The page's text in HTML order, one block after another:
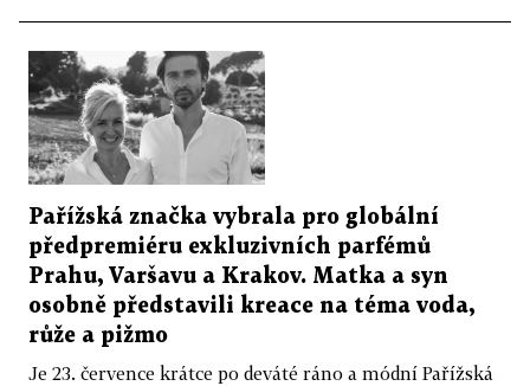
Pařížská značka vybrala pro globální
předpremiéru exkluzivních parfémů
Prahu, Varšavu a Krakov. Matka a syn
osobně představili kreace na téma voda,
růže a pižmo
Je 23. července krátce po deváté ráno a módní Pařížská